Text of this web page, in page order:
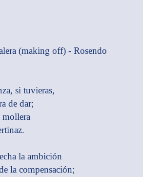
(making off) - Rosendo
si tuvieras,
de dar;
mollera
la ambición
la compensación;